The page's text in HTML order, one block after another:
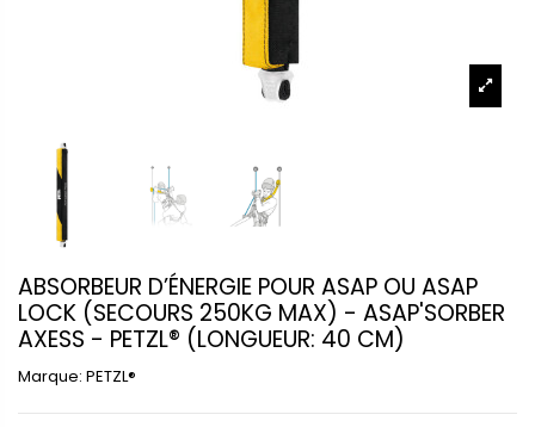
ABSORBEUR D’ÉNERGIE POUR ASAP OU ASAP
LOCK (SECOURS 250KG MAX) - ASAP'SORBER
AXESS - PETZL® (LONGUEUR: 40 CM)
Marque: PETZL®